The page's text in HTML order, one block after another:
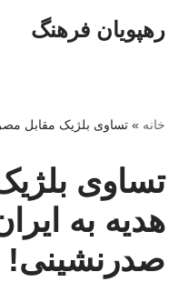
رهپویان فرهنگ
خانه » تساوی بلژیک مقابل
تساوی
هدیه به
صدرنشینی!